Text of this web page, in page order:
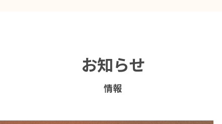
お知らせ
情報